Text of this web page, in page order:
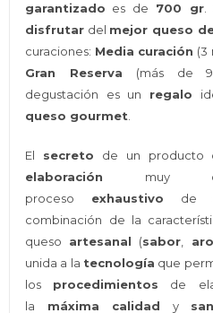
garantizado es de 700 gr.
disfrutar del mejor queso
curaciones: Media curación (3
Gran Reserva (más de 9
degustación es un regalo
queso gourmet.
El secreto de un producto
elaboración muy
proceso exhaustivo de
combinación de la
queso artesanal (sabor,
unida a la tecnología que
los procedimientos de
la máxima calidad y